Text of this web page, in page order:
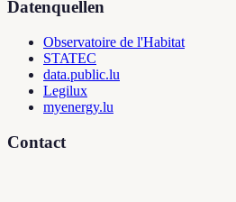
Datenquellen
Observatoire de l'Habitat
STATEC
data.public.lu
Legilux
myenergy.lu
Contact